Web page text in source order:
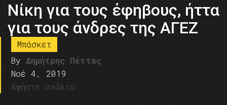
Νίκη για τους έφηβους, ήττα
για τους άνδρες της ΑΓΕΖ
Μπάσκετ
By Δημήτρης Πέττας
Νοέ 4, 2019
Αφήστε σχόλιο